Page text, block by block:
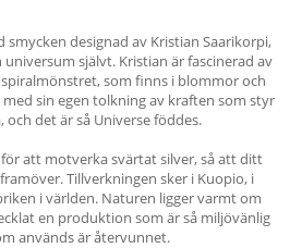
designad av Kristian Saarikorpi,
självt. Kristian är fascinerad av
som finns i blommor och
sin egen tolkning av kraften som styr
det är så Universe föddes.
att motverka svärtat silver, så att ditt
Tillverkningen sker i Kuopio, i
i världen. Naturen ligger varmt om
en produktion som är så miljövänlig
används är återvunnet.